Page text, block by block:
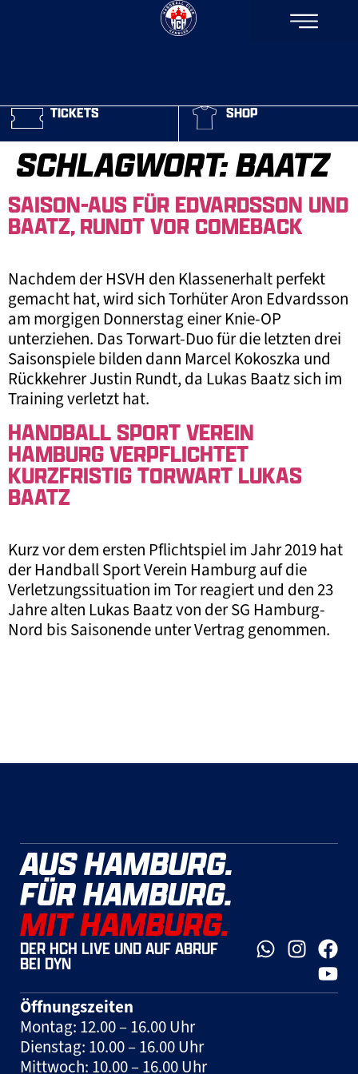
TICKETS SHOP
SCHLAGWORT:BAATZ
SAISON-AUS FÜR EDVARDSSON UND
BAATZ, RUNDT VOR COMEBACK
Nachdem der HSVH den Klassenerhalt perfekt
gemacht hat, wird sich Torhüter Aron Edvardsson
am morgigen Donnerstag einer Knie-OP
unterziehen. Das Torwart-Duo für die letzten drei
Saisonspiele bilden dann Marcel Kokoszka und
Rückkehrer Justin Rundt, da Lukas Baatz sich im
Training verletzt hat.
HANDBALL SPORT VEREIN
HAMBURG VERPFLICHTET
KURZFRISTIG TORWART LUKAS
BAATZ
Kurz vor dem ersten Pflichtspiel im Jahr 2019 hat
der Handball Sport Verein Hamburg auf die
Verletzungssituation im Tor reagiert und den 23
Jahre alten Lukas Baatz von der SG Hamburg-
Nord bis Saisonende unter Vertrag genommen.
AUS HAMBURG.
FÜR HAMBURG.
MIT HAMBURG.
DER HCH LIVE UND AUF ABRUF
BEI DYN
Öffnungszeiten
Montag: 12.00 – 16.00 Uhr
Dienstag: 10.00 – 16.00 Uhr
Mittwoch: 10.00 – 16.00 Uhr